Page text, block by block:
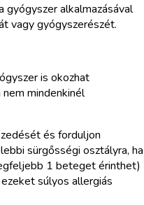
gyógyszer alkalmazásával
vagy gyógyszerészét.
is okozhat
mindenkinél
és forduljon
sürgősségi osztályra, ha
1 beteget érinthet)
súlyos allergiás